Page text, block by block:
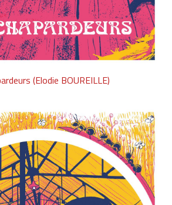
(Elodie BOUREILLE)